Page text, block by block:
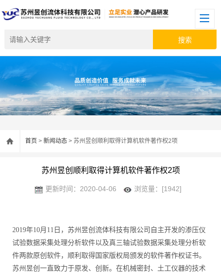
首页 > 新闻动态 > 苏州昱创顺利取得计算机软件著作权2项
苏州昱创顺利取得计算机软件著作权2项
更新时间：2020-04-06 浏览量：[1942]
2019年10月11日，苏州昱创流体科技有限公司自主开发的渗压仪
试验数据采集处理分析软件以及真三轴试验数据采集处理分析软
件两款原创软件，顺利取得国家版权局颁发的软件著作权证书。
苏州昱创一直致力于原发、创新。在机械密封、土工仪器的技术